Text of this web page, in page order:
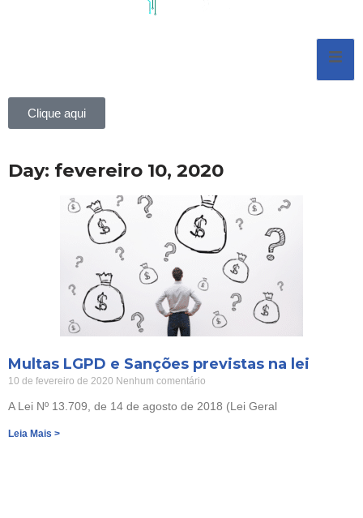
Clique aqui
Day: fevereiro 10, 2020
Multas LGPD e Sanções previstas na lei
10 de fevereiro de 2020 Nenhum comentário
A Lei Nº 13.709, de 14 de agosto de 2018 (Lei Geral
Leia Mais >